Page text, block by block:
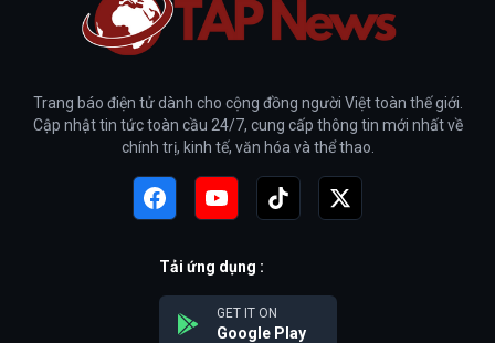
Trang báo điện tử dành cho cộng đồng người Việt toàn thế giới.
Cập nhật tin tức toàn cầu 24/7, cung cấp thông tin mới nhất về
chính trị, kinh tế, văn hóa và thể thao.
Tải ứng dụng :
GET IT ON
Google Play